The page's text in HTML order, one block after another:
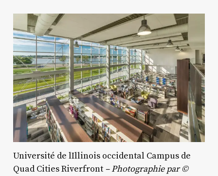
Université de lIllinois occidental Campus de
Quad Cities Riverfront – Photographie par ©